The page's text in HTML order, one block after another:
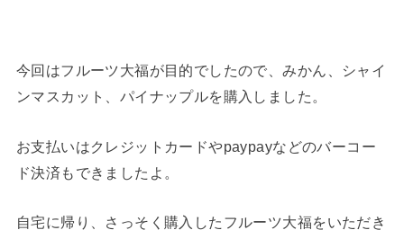
今回はフルーツ大福が目的でしたので、みかん、シャイ
ンマスカット、パイナップルを購入しました。
お支払いはクレジットカードやpaypayなどのバーコー
ド決済もできましたよ。
自宅に帰り、さっそく購入したフルーツ大福をいただき